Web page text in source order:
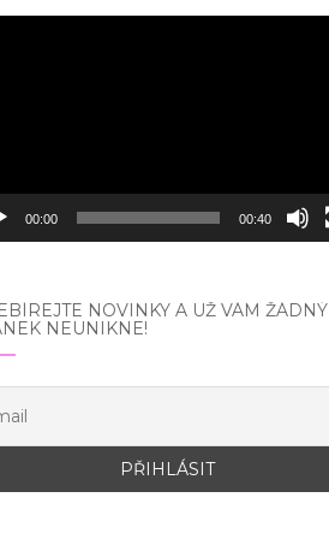
00:00 00:40
NOVINKY A UŽ VÁM ŽÁDNÝ
NEUNIKNE!